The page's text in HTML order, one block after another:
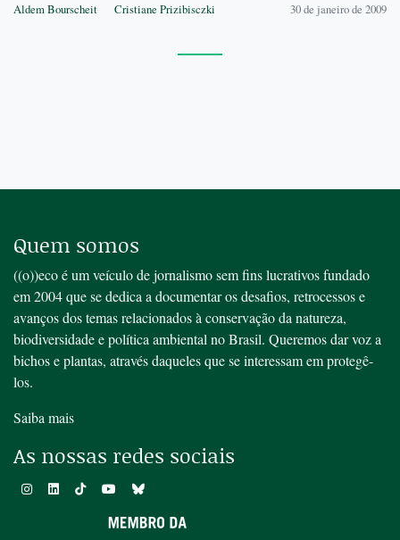
Aldem Bourscheit Cristiane Prizibisczki 30 de janeiro de 2009
Quem somos
((o))eco é um veículo de jornalismo sem fins lucrativos fundado
em 2004 que se dedica a documentar os desafios, retrocessos e
avanços dos temas relacionados à conservação da natureza,
biodiversidade e política ambiental no Brasil. Queremos dar voz a
bichos e plantas, através daqueles que se interessam em protegê-
los.
Saiba mais
As nossas redes sociais